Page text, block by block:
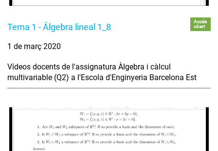
Tema 1 - Álgebra lineal 1_8
Accés
obert
1 de març 2020
Vídeos docents de l'assignatura Àlgebra i càlcul
multivariable (Q2) a l'Escola d'Enginyeria Barcelona Est